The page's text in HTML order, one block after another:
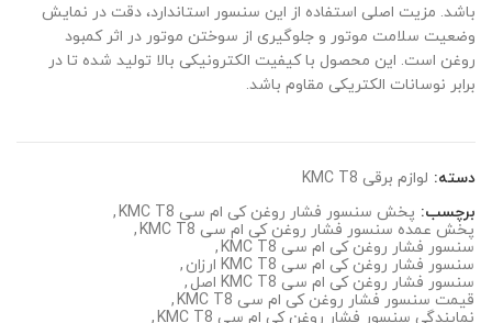
باشد. مزیت اصلی استفاده از این سنسور استاندارد، دقت در نمایش
وضعیت سلامت موتور و جلوگیری از سوختن موتور در اثر کمبود
روغن است. این محصول با کیفیت الکترونیکی بالا تولید شده تا در
برابر نوسانات الکتریکی مقاوم باشد.
دسته: لوازم برقی KMC T8
برچسب: پخش سنسور فشار روغن کی ام سی KMC T8
,
پخش عمده سنسور فشار روغن کی ام سی KMC T8
,
سنسور فشار روغن کی ام سی KMC T8
,
سنسور فشار روغن کی ام سی KMC T8 ارزان
,
سنسور فشار روغن کی ام سی KMC T8 اصل
,
قیمت سنسور فشار روغن کی ام سی KMC T8
,
نمایندگی سنسور فشار روغن کی ام سی KMC T8
,